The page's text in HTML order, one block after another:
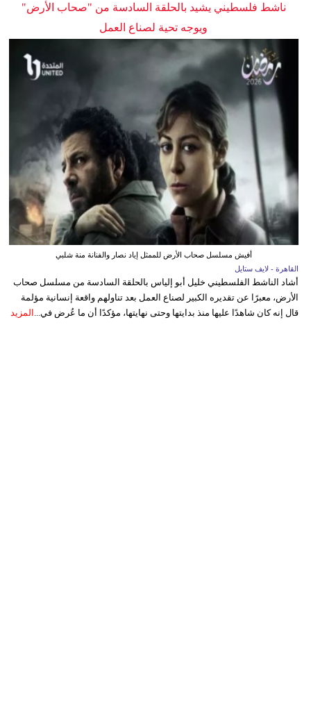
ناشط فلسطيني يشيد بالحلقة السادسة من "صحاب الأرض"
ويوجه تحية لصناع العمل
أفيش مسلسل صحاب الأرض للممثل إياد نصار والفنانة منة شلبي
القاهرة - لايف ستايل
أشاد الناشط الفلسطيني خليل أبو إلياس بالحلقة السادسة من مسلسل صحاب
الأرض، معبرًا عن تقديره الكبير لصناع العمل بعد تناولهم واقعة إنسانية مؤلمة
قال إنه كان شاهدًا عليها منذ بدايتها وحتى نهايتها، مؤكدًا أن ما عُرض في... المزيد